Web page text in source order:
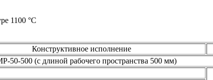
1100 °С
Конструктивное исполнение
50-500 (с длиной рабочего пространства 500 мм)